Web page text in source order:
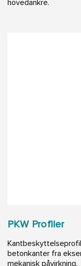
hovedankre.
PKW Profiler
betonkanter fra
mekanisk påvirkning.